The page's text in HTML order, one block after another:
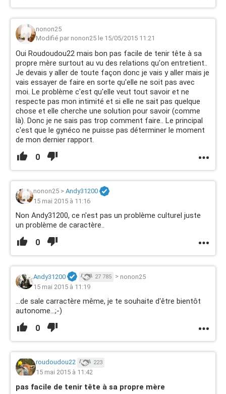
nonon25
Modifié par nonon25 le 15/05/2015 11:21
Oui Roudoudou22 mais bon pas facile de tenir tête à sa
propre mère surtout au vu des relations qu'on entretient..
Je devais y aller de toute façon donc je vais y aller mais je
vais essayer de faire en sorte qu'elle ne soit pas avec
moi. Le problème c'est qu'elle veut tout savoir et ne
respecte pas mon intimité et si elle ne sait pas quelque
chose et elle cherche une solution pour savoir (comme
là). Donc je ne sais pas trop comment faire.. Le principal
c'est que le gynéco ne puisse pas déterminer le moment
de mon dernier rapport.
0
nonon25 > Andy31200
15 mai 2015 à 11:16
Non Andy31200, ce n'est pas un problème culturel juste
un problème de caractère..
0
Andy31200 27 785 > nonon25
15 mai 2015 à 11:19
...de sale carractère même, je te souhaite d'être bientôt
autonome...;-)
0
roudoudou22 223
15 mai 2015 à 11:42
pas facile de tenir tête à sa propre mère